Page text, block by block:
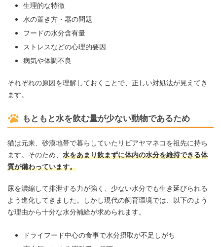
生理的な特徴
水の置き方・器の問題
フードの水分含有量
ストレスなどの心理的要因
病気や体調不良
それぞれの原因を理解しておくことで、正しい対処法が見えてき
ます。
もともと水を飲む量が少ない動物であるため
猫は元来、砂漠地帯で暮らしていたリビアヤマネコを祖先に持ち
ます。そのため、 水をあまり飲まずに体内の水分を維持できる体
質が備わっています。
尿を濃縮して排泄する力が強く、少ない水分でも生き延びられる
よう進化してきました。しかし現代の飼育環境では、以下のよう
な理由から十分な水分補給が求められます。
ドライフード中心の食事で水分摂取が不足しがち